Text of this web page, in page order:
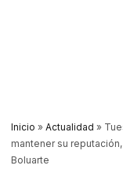
Inicio » Actualidad »
mantener su
Boluarte